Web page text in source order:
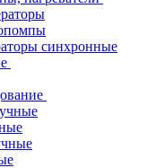
синхронные